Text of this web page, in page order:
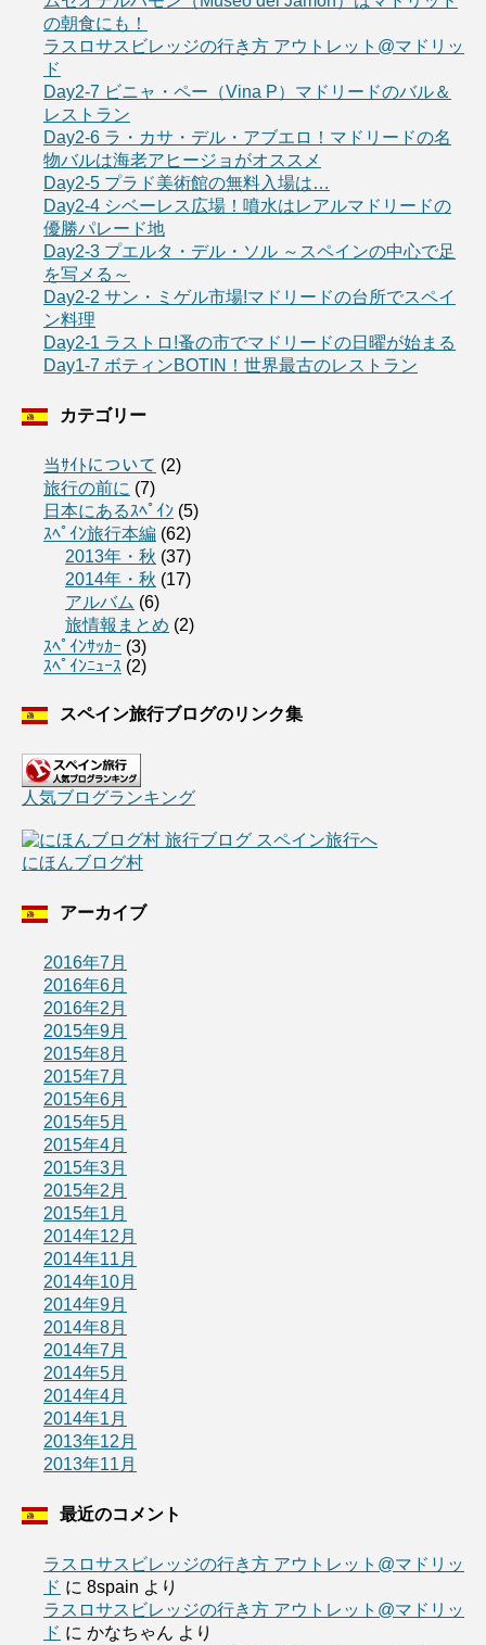
の朝食にも！
ラスロサスビレッジの行き方 アウトレット@マドリッ
ド
Day2-7 ビニャ・ペー（Vina P）マドリードのバル＆
レストラン
Day2-6 ラ・カサ・デル・アブエロ！マドリードの名
物バルは海老アヒージョがオススメ
Day2-5 プラド美術館の無料入場は…
Day2-4 シベーレス広場！噴水はレアルマドリードの
優勝パレード地
Day2-3 プエルタ・デル・ソル ～スペインの中心で足
を写メる～
Day2-2 サン・ミゲル市場!マドリードの台所でスペイ
ン料理
Day2-1 ラストロ!蚤の市でマドリードの日曜が始まる
Day1-7 ボティンBOTIN！世界最古のレストラン
カテゴリー
当ｻｲﾄについて (2)
旅行の前に (7)
日本にあるｽﾍﾟｲﾝ (5)
ｽﾍﾟｲﾝ旅行本編 (62)
2013年・秋 (37)
2014年・秋 (17)
アルバム (6)
旅情報まとめ (2)
ｽﾍﾟｲﾝｻｯｶｰ (3)
ｽﾍﾟｲﾝﾆｭｰｽ (2)
スペイン旅行ブログのリンク集
人気ブログランキング
にほんブログ村
アーカイブ
2016年7月
2016年6月
2016年2月
2015年9月
2015年8月
2015年7月
2015年6月
2015年5月
2015年4月
2015年3月
2015年2月
2015年1月
2014年12月
2014年11月
2014年10月
2014年9月
2014年8月
2014年7月
2014年5月
2014年4月
2014年1月
2013年12月
2013年11月
最近のコメント
ラスロサスビレッジの行き方 アウトレット@マドリッ
ド に 8spain より
ラスロサスビレッジの行き方 アウトレット@マドリッ
ド に かなちゃん より